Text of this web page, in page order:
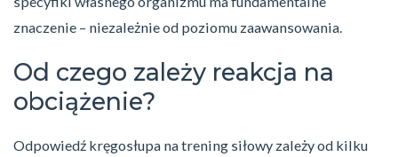
znaczenie – niezależnie od poziomu zaawansowania.
Od czego zależy reakcja na
obciążenie?
Odpowiedź kręgosłupa na trening siłowy zależy od kilku